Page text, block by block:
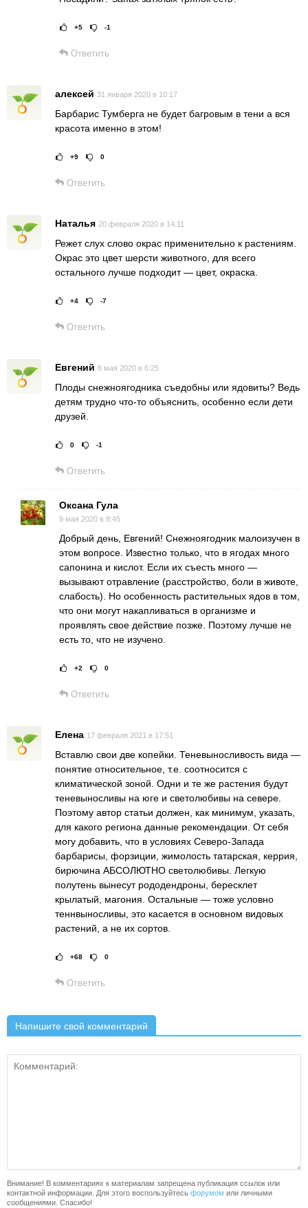
Рейтинг статьи:
+5 -1
Ответить
алексей 31 января 2020 в 10:17
Барбарис Тумберга не будет багровым в тени а вся
красота именно в этом!
Рейтинг статьи:
+9 0
Ответить
Наталья 20 февраля 2020 в 14:11
Режет слух слово окрас применительно к растениям.
Окрас это цвет шерсти животного, для всего
остального лучше подходит — цвет, окраска.
Рейтинг статьи:
+4 -7
Ответить
Евгений 8 мая 2020 в 6:25
Плоды снежноягодника съедобны или ядовиты? Ведь
детям трудно что-то объяснить, особенно если дети
друзей.
Рейтинг статьи:
0 -1
Ответить
Оксана Гула
9 мая 2020 в 8:45
Добрый день, Евгений! Снежноягодник малоизучен в
этом вопросе. Известно только, что в ягодах много
сапонина и кислот. Если их съесть много —
вызывают отравление (расстройство, боли в животе,
слабость). Но особенность растительных ядов в том,
что они могут накапливаться в организме и
проявлять свое действие позже. Поэтому лучше не
есть то, что не изучено.
Рейтинг статьи:
+2 0
Ответить
Елена 17 февраля 2021 в 17:51
Вставлю свои две копейки. Теневыносливость вида —
понятие относительное, т.е. соотносится с
климатической зоной. Одни и те же растения будут
теневыносливы на юге и светолюбивы на севере.
Поэтому автор статьи должен, как минимум, указать,
для какого региона данные рекомендации. От себя
могу добавить, что в условиях Северо-Запада
барбарисы, форзиции, жимолость татарская, керрия,
бирючина АБСОЛЮТНО светолюбивы. Легкую
полутень вынесут рододендроны, бересклет
крылатый, магония. Остальные — тоже условно
теннвыносливы, это касается в основном видовых
растений, а не их сортов.
Рейтинг статьи:
+68 0
Ответить
Напишите свой комментарий
Внимание! В комментариях к материалам запрещена публикация ссылок или
контактной информации. Для этого воспользуйтесь форумом или личными
сообщениями. Спасибо!